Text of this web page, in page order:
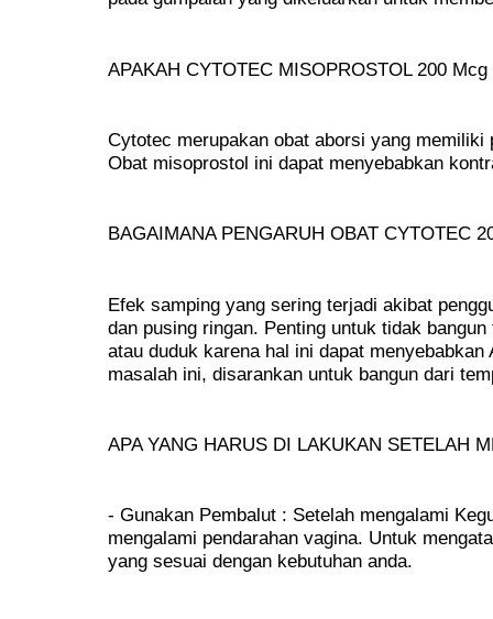
APAKAH CYTOTEC MISOPROSTOL 200 Mcg
Cytotec merupakan obat aborsi yang
Obat misoprostol ini dapat menyebabkan
BAGAIMANA PENGARUH OBAT CYTOTEC
Efek samping yang sering terjadi akibat
dan pusing ringan. Penting untuk tidak
atau duduk karena hal ini dapat
masalah ini, disarankan untuk bangun dari
APA YANG HARUS DI LAKUKAN SETELAH
- Gunakan Pembalut : Setelah mengalami
mengalami pendarahan vagina. Untuk
yang sesuai dengan kebutuhan anda.